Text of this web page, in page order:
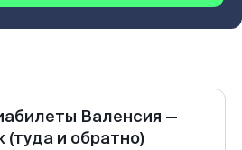
Валенсия —
(туда и обратно)